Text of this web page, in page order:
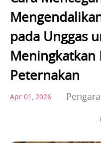
pada Unggas
Peternakan
Apr 01, 2026